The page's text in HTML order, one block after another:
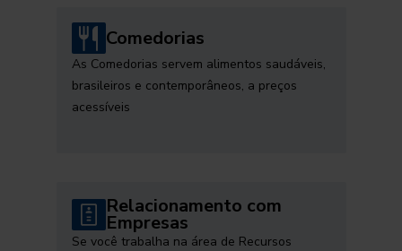
Comedorias
As Comedorias servem alimentos saudáveis,
brasileiros e contemporâneos, a preços
acessíveis
Relacionamento com
Empresas
Se você trabalha na área de Recursos